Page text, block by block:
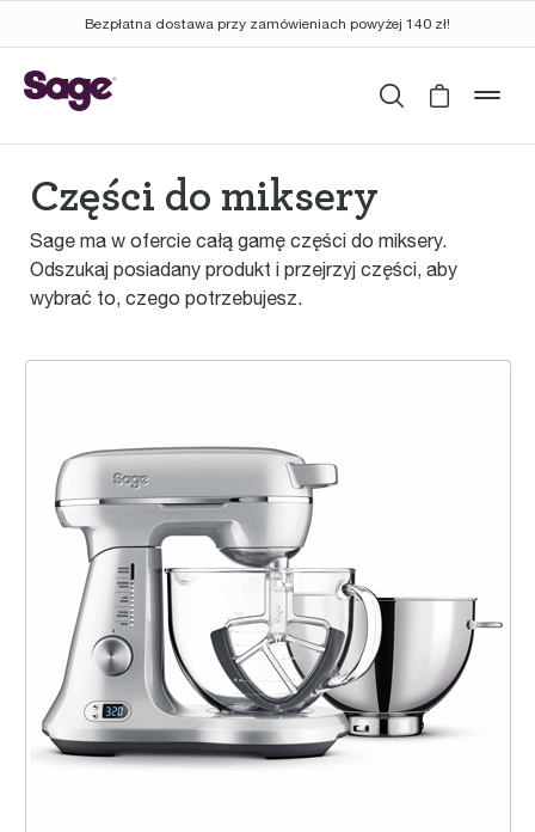
Bezpłatna dostawa przy zamówieniach powyżej 140 zł!
Wyszukaj
Cart is
Części do miksery
Sage ma w ofercie całą gamę części do miksery.
Odszukaj posiadany produkt i przejrzyj części, aby
wybrać to, czego potrzebujesz.
the Bakery Boss™